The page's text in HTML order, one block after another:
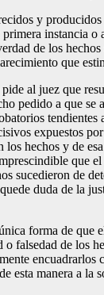
y producidos
instancia o
de los
que
al juez que
pedido a que se
tendientes
expuestos
los hechos y de
que el
sucedieron de
duda de la
forma de que
o falsedad de los
encuadrarlos
esta manera a la